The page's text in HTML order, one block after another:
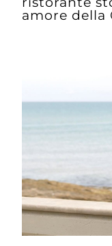
amore della